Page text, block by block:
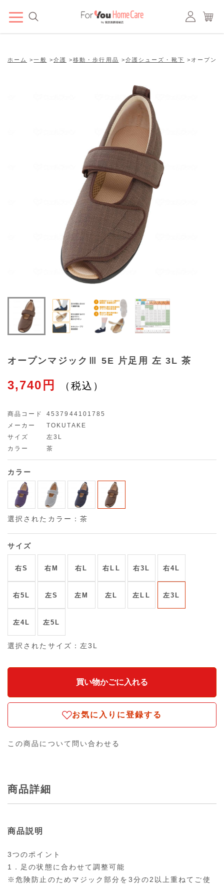
ホーム >一般 >介護 >移動・歩行用品 >介護シューズ・靴下 > オープン
オープンマジックⅢ 5E 片足用 左 3L 茶
3,740円
商品コード
4537944101785
メーカー
TOKUTAKE
サイズ
左3L
カラー
茶
カラー
選択されたカラー：茶
サイズ
右S 右M 右L 右LL 右3L 右4L
右5L 左S 左M 左L 左LL 左3L
左4L 左5L
選択されたサイズ：左3L
お気に入りに登録する
この商品について問い合わせる
商品詳細
商品説明
3つのポイント
1．足の状態に合わせて調整可能
※危険防止のためマジック部分を3分の2以上重ねてご使